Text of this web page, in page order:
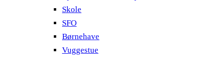
Skole
SFO
Børnehave
Vuggestue